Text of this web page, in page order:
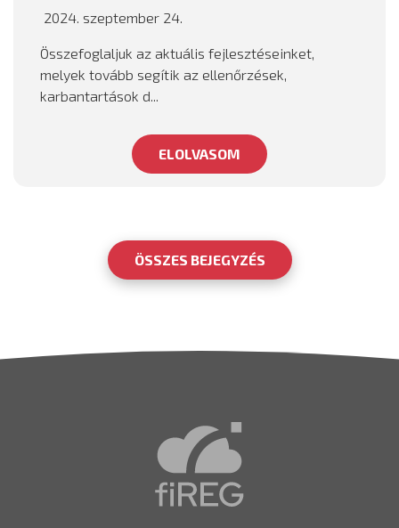
2024. szeptember 24.
Összefoglaljuk az aktuális fejlesztéseinket,
melyek tovább segítik az ellenőrzések,
karbantartások d...
ELOLVASOM
ÖSSZES BEJEGYZÉS